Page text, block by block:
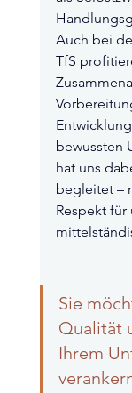
Auch bei
TfS
bewussten
hat uns
begleitet –
Respekt für
Sie
Qualität
Ihrem